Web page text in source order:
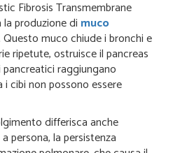
Fibrosis Transmembrane
produzione di muco
Questo muco chiude i bronchi e
ripetute, ostruisce il pancreas
raggiungano
i cibi non possono essere
differisca anche
persona, la persistenza